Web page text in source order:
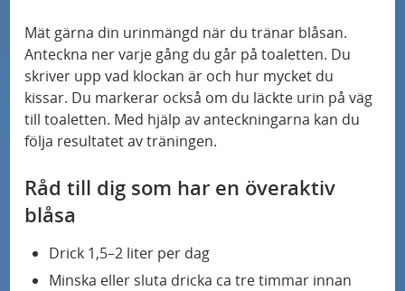
Mät gärna din urinmängd när du tränar blåsan.
Anteckna ner varje gång du går på toaletten. Du
skriver upp vad klockan är och hur mycket du
kissar. Du markerar också om du läckte urin på väg
till toaletten. Med hjälp av anteckningarna kan du
följa resultatet av träningen.
Råd till dig som har en överaktiv
blåsa
Drick 1,5–2 liter per dag
Minska eller sluta dricka ca tre timmar innan